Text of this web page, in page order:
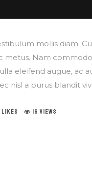
mollis diam.
metus. Nam
eleifend augue, ac
nisl a purus blandit
LIKES 16 VIEWS